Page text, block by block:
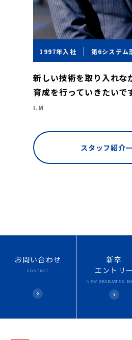
1997年入社 第6システム
新しい技術を取り入れな
育成を行っていきたいで
I.M
スタッフ紹介
お問い合わせ
CONTACT
新卒
エントリー
NEW GRADUATES